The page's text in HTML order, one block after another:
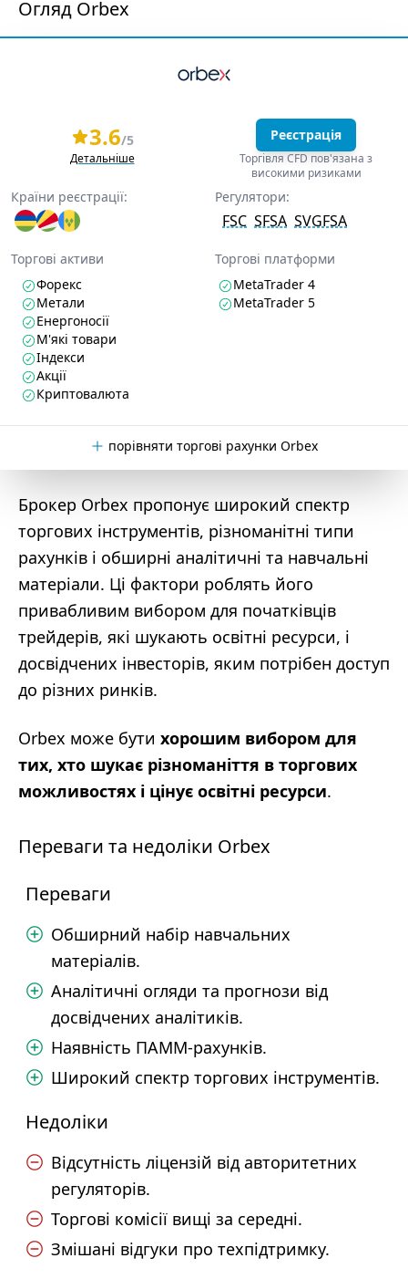
Огляд Orbex
3.6/5
Детальніше
Реєстрація
Торгівля CFD пов'язана з
високими ризиками
Країни реєстрації: Регулятори:
FSC SFSA SVGFSA
Торгові активи
Форекс
Метали
Енергоносії
М'які товари
Індекси
Акції
Криптовалюта
Торгові платформи
MetaTrader 4
MetaTrader 5
порівняти торгові рахунки Orbex
Брокер Orbex пропонує широкий спектр
торгових інструментів, різноманітні типи
рахунків і обширні аналітичні та навчальні
матеріали. Ці фактори роблять його
привабливим вибором для початківців
трейдерів, які шукають освітні ресурси, і
досвідчених інвесторів, яким потрібен доступ
до різних ринків.
Orbex може бути хорошим вибором для
тих, хто шукає різноманіття в торгових
можливостях і цінує освітні ресурси.
Переваги та недоліки Orbex
Переваги
Обширний набір навчальних
матеріалів.
Аналітичні огляди та прогнози від
досвідчених аналітиків.
Наявність ПАММ-рахунків.
Широкий спектр торгових інструментів.
Недоліки
Відсутність ліцензій від авторитетних
регуляторів.
Торгові комісії вищі за середні.
Змішані відгуки про техпідтримку.